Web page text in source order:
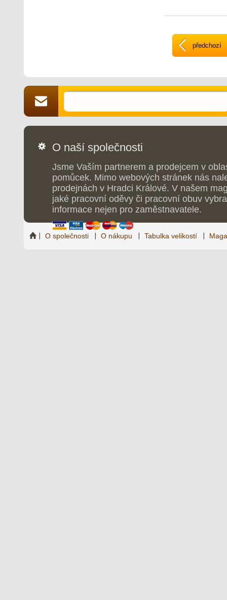
předchozí
O naší společnosti
Jsme Vaším partnerem a prodejcem v
pomůcek. Mimo webových stránek nás
prodejnách v Hradci Králové. V našem
jaké pracovní oděvy či pracovní obuv
informace nejen pro zaměstnavatele.
O společnosti O nákupu Tabulka velikostí